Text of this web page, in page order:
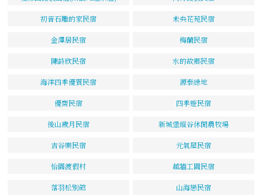
初音石雕的家民宿 未央花苑民宿
金澤居民宿 梅蘭民宿
陳詩欣民宿 水的故鄉民宿
海洋四季優質民宿 源泰綠地
優齋民宿 四季遊民宿
後山歲月民宿 新城堡縱谷休閒農牧場
吉谷樂民宿 元氣屋民宿
怡園渡假村 越牆工園民宿
落羽松別館 山海戀民宿